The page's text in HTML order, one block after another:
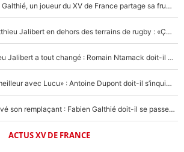
Mis de côté par Fabien Galthié, un joueur du XV de France partage sa frustration : «ils ne me l’ont pas dit tout de suite»
La raison d'être de Matthieu Jalibert en dehors des terrains de rugby : «Ça m'atteint autant que si tu touches à un membre de ma famille»
XV de France - Matthieu Jalibert a tout changé : Romain Ntamack doit-il s’inquiéter pour sa place à un an de la Coupe du monde ?
«Le XV de France est meilleur avec Lucu» : Antoine Dupont doit-il s’inquiéter pour sa place ?
Le XV de France a trouvé son remplaçant : Fabien Galthié doit-il se passer d'Antoine Dupont ?
ACTUS XV DE FRANCE